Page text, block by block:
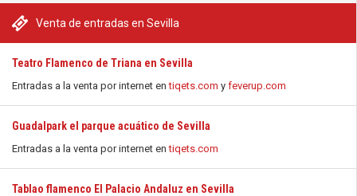
Venta de entradas en Sevilla
Teatro Flamenco de Triana en Sevilla
Entradas a la venta por internet entiqets.com y feverup.com
Guadalpark el parque acuático de Sevilla
Entradas a la venta por internet entiqets.com
Tablao flamenco El Palacio Andaluz en Sevilla